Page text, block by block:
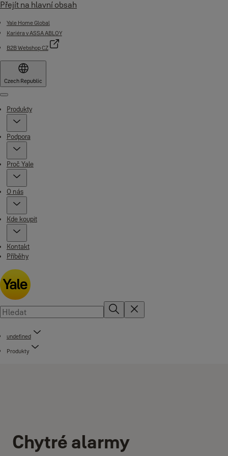
Přejít na hlavní obsah
Yale Home Global
Kariéra v ASSA ABLOY
B2B Webshop CZ
Czech Republic
Menu
Produkty
Podpora
Proč Yale
O nás
Kde koupit
Kontakt
Příběhy
undefined
Produkty
Chytré alarmy